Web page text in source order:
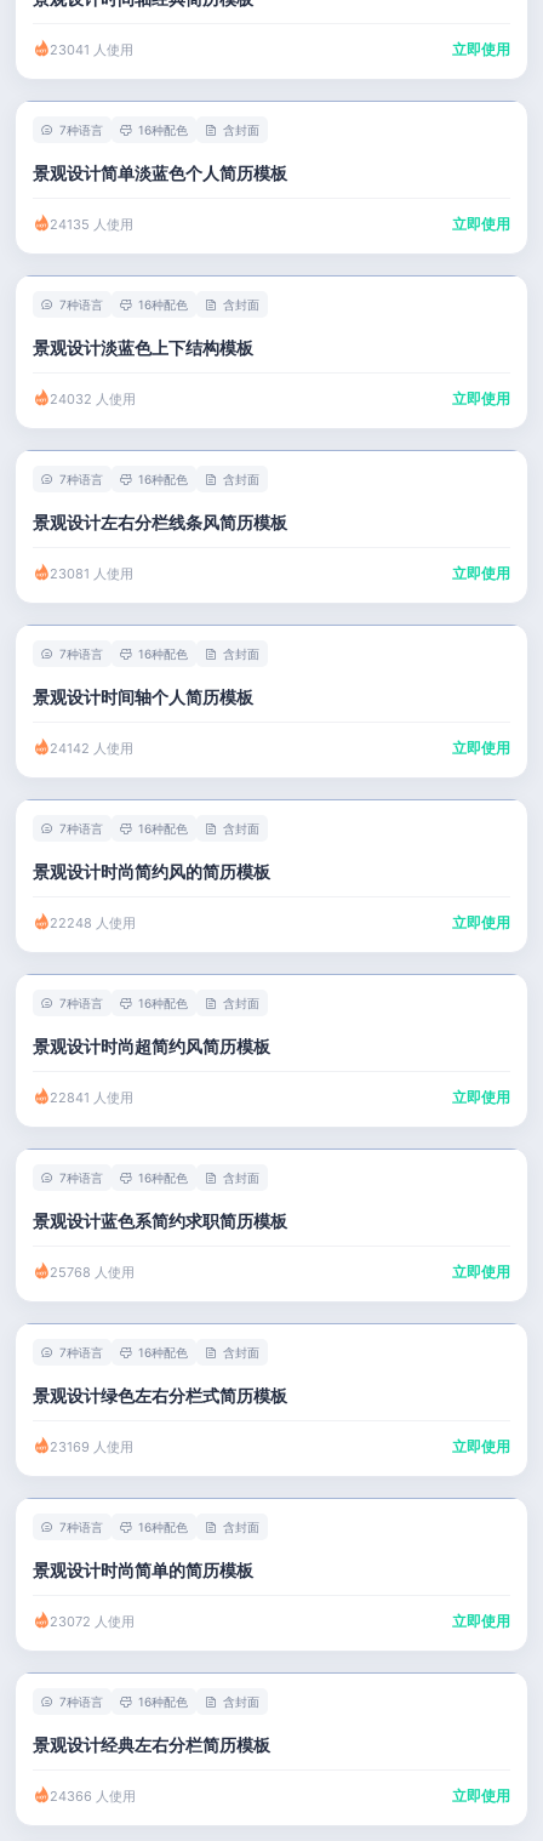
23041 人使用 立即使用
7种语言 16种配色 含封面
景观设计简单淡蓝色个人简历模板
24135 人使用 立即使用
7种语言 16种配色 含封面
景观设计淡蓝色上下结构模板
24032 人使用 立即使用
7种语言 16种配色 含封面
景观设计左右分栏线条风简历模板
23081 人使用 立即使用
7种语言 16种配色 含封面
景观设计时间轴个人简历模板
24142 人使用 立即使用
7种语言 16种配色 含封面
景观设计时尚简约风的简历模板
22248 人使用 立即使用
7种语言 16种配色 含封面
景观设计时尚超简约风简历模板
22841 人使用 立即使用
7种语言 16种配色 含封面
景观设计蓝色系简约求职简历模板
25768 人使用 立即使用
7种语言 16种配色 含封面
景观设计绿色左右分栏式简历模板
23169 人使用 立即使用
7种语言 16种配色 含封面
景观设计时尚简单的简历模板
23072 人使用 立即使用
7种语言 16种配色 含封面
景观设计经典左右分栏简历模板
24366 人使用 立即使用